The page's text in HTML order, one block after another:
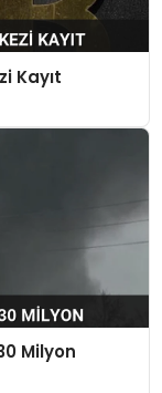
Kayıt
Milyon